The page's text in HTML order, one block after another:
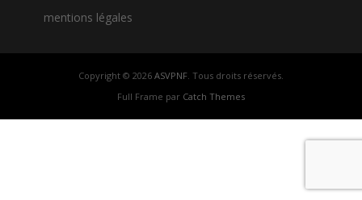
mentions légales
Copyright © 2026 ASVPNF. Tous droits réservés.
Full Frame par Catch Themes